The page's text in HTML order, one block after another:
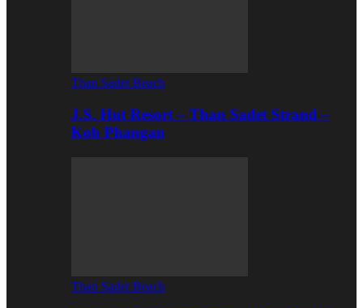
Than Sadet Beach
J.S. Hut Resort – Than Sadet Strand –
Koh Phangan
Than Sadet Beach